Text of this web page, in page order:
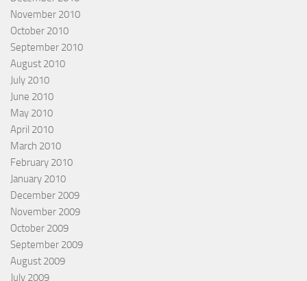
November 2010
October 2010
September 2010
August 2010
July 2010
June 2010
May 2010
April 2010
March 2010
February 2010
January 2010
December 2009
November 2009
October 2009
September 2009
August 2009
July 2009